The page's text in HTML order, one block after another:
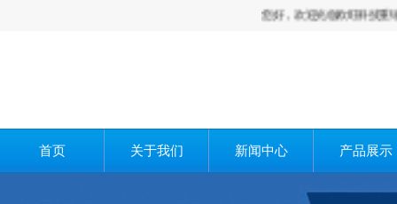
您好，欢迎光临欧旺科技重锤式料
首页 关于我们 新闻中心 产品展示